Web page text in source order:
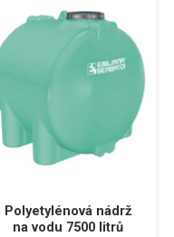
Polyetylénová nádrž
na vodu 7500 litrů